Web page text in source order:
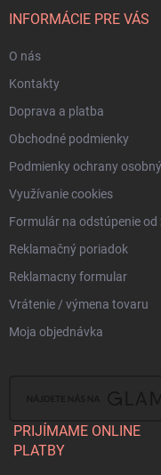
INFORMÁCIE PRE VÁS
O nás
Kontakty
Doprava a platba
Obchodné podmienky
Podmienky ochrany
Využívanie cookies
Formulár na odstúpenie od
Reklamačný poriadok
Reklamacny formular
Vrátenie / výmena tovaru
Moja objednávka
PRIJÍMAME ONLINE
PLATBY